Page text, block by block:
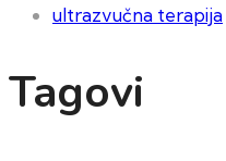
ultrazvučna terapija
Tagovi